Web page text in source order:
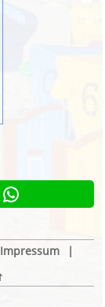
Impressum
|